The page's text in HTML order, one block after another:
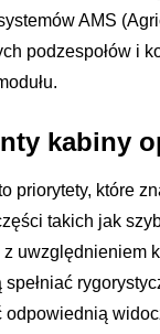
AMS
podzespołów i
kabiny
priorytety, które
takich jak
uwzględnieniem